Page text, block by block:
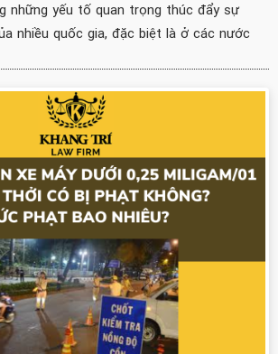
những yếu tố quan trọng thúc đẩy sự
nhiều quốc gia, đặc biệt là ở các nước